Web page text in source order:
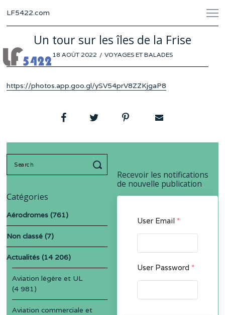
LF5422.com
Un tour sur les îles de la Frise
POSTED
18 AOÛT 2022 15VOYAGES ET BALADES
https://photos.app.goo.gl/ySV54prV8ZZKjgaP8
Recevoir les notifications
de nouvelle publication
User Email *
User Password *
Catégories
Aérodromes (761)
Non classé (7)
Actualités (14 206)
Aviation légère et UL
(4 981)
Aviation commerciale et